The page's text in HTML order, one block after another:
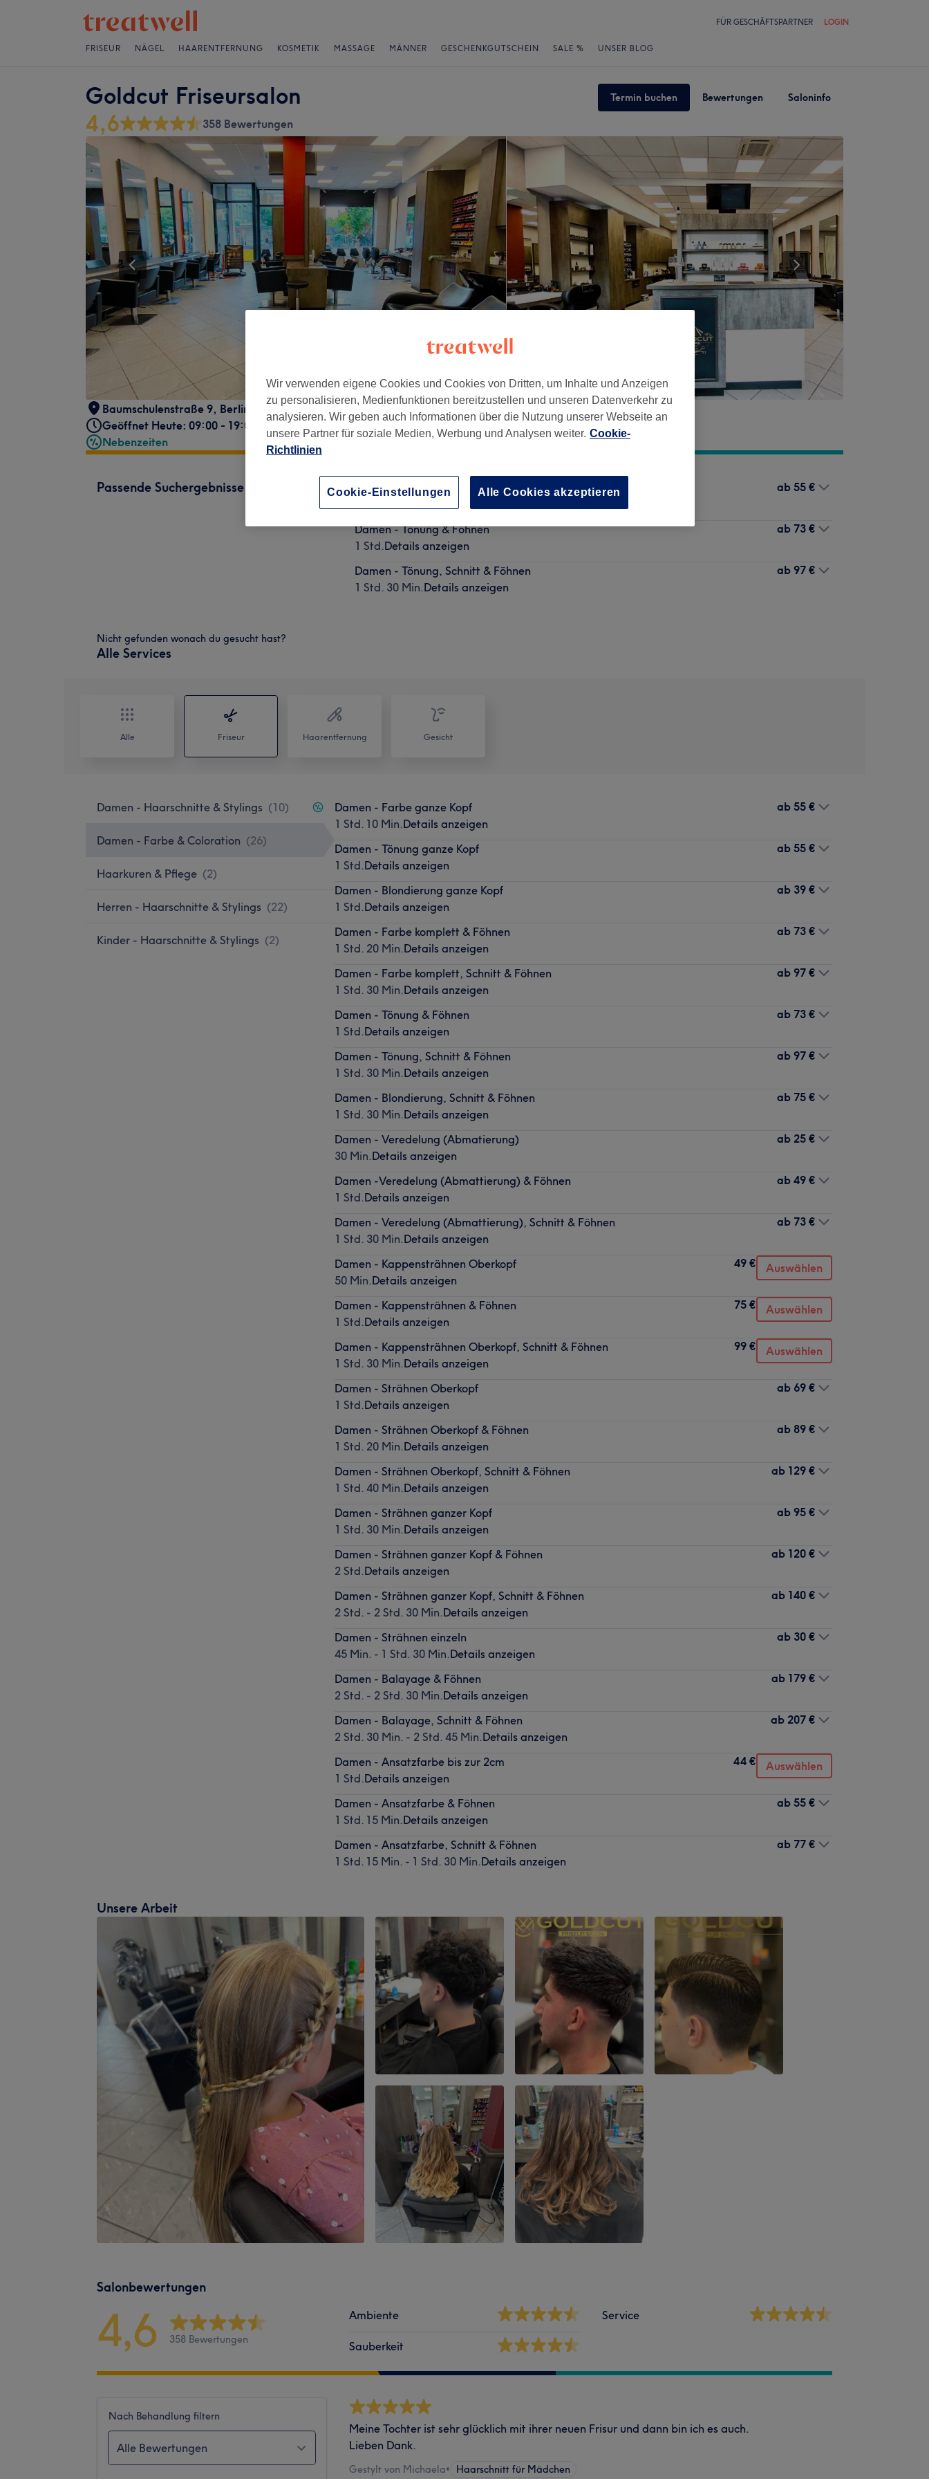
FÜR GESCHÄFTSPARTNER LOGIN
FRISEUR NÄGEL HAARENTFERNUNG KOSMETIK MASSAGE MÄNNER GESCHENKGUTSCHEIN SALE % UNSER BLOG
Goldcut Friseursalon Termin buchen Bewertungen Saloninfo
4,6 358 Bewertungen
Baumschulenstraße 9, Berlin
12437
Geöffnet Heute: 09:00 - 19:00
Nebenzeiten
Passende Suchergebnisse
Damen - Tönung ganze Kopf
ab 55 €
Damen - Tönung & Föhnen
1 Std.Details anzeigen
ab 73 €
Damen - Tönung, Schnitt & Föhnen
1 Std. 30 Min.Details anzeigen
ab 97 €
Nicht gefunden wonach du gesucht hast?
Alle Services
Alle Friseur Haarentfernung Gesicht
Damen - Haarschnitte & Stylings (10)
Damen - Farbe & Coloration (26)
Haarkuren & Pflege (2)
Herren - Haarschnitte & Stylings (22)
Kinder - Haarschnitte & Stylings (2)
Damen - Farbe ganze Kopf
1 Std. 10 Min.Details anzeigen
ab 55 €
Damen - Tönung ganze Kopf
1 Std.Details anzeigen
ab 55 €
Damen - Blondierung ganze Kopf
1 Std.Details anzeigen
ab 39 €
Damen - Farbe komplett & Föhnen
1 Std. 20 Min.Details anzeigen
ab 73 €
Damen - Farbe komplett, Schnitt & Föhnen
1 Std. 30 Min.Details anzeigen
ab 97 €
Damen - Tönung & Föhnen
1 Std.Details anzeigen
ab 73 €
Damen - Tönung, Schnitt & Föhnen
1 Std. 30 Min.Details anzeigen
ab 97 €
Damen - Blondierung, Schnitt & Föhnen
1 Std. 30 Min.Details anzeigen
ab 75 €
Damen - Veredelung (Abmatierung)
30 Min.Details anzeigen
ab 25 €
Damen -Veredelung (Abmattierung) & Föhnen
1 Std.Details anzeigen
ab 49 €
Damen - Veredelung (Abmattierung), Schnitt & Föhnen
1 Std. 30 Min.Details anzeigen
ab 73 €
Damen - Kappensträhnen Oberkopf
50 Min.Details anzeigen
49 € Auswählen
Damen - Kappensträhnen & Föhnen
1 Std.Details anzeigen
75 € Auswählen
Damen - Kappensträhnen Oberkopf, Schnitt & Föhnen
1 Std. 30 Min.Details anzeigen
99 € Auswählen
Damen - Strähnen Oberkopf
1 Std.Details anzeigen
ab 69 €
Damen - Strähnen Oberkopf & Föhnen
1 Std. 20 Min.Details anzeigen
ab 89 €
Damen - Strähnen Oberkopf, Schnitt & Föhnen
1 Std. 40 Min.Details anzeigen
ab 129 €
Damen - Strähnen ganzer Kopf
1 Std. 30 Min.Details anzeigen
ab 95 €
Damen - Strähnen ganzer Kopf & Föhnen
2 Std.Details anzeigen
ab 120 €
Damen - Strähnen ganzer Kopf, Schnitt & Föhnen
2 Std. - 2 Std. 30 Min.Details anzeigen
ab 140 €
Damen - Strähnen einzeln
45 Min. - 1 Std. 30 Min.Details anzeigen
ab 30 €
Damen - Balayage & Föhnen
2 Std. - 2 Std. 30 Min.Details anzeigen
ab 179 €
Damen - Balayage, Schnitt & Föhnen
2 Std. 30 Min. - 2 Std. 45 Min.Details anzeigen
ab 207 €
Damen - Ansatzfarbe bis zur 2cm
1 Std.Details anzeigen
44 € Auswählen
Damen - Ansatzfarbe & Föhnen
1 Std. 15 Min.Details anzeigen
ab 55 €
Damen - Ansatzfarbe, Schnitt & Föhnen
1 Std. 15 Min. - 1 Std. 30 Min.Details anzeigen
ab 77 €
Unsere Arbeit
Salonbewertungen
4,6 358 Bewertungen
Ambiente
Sauberkeit
Service
Nach Behandlung filtern
Alle Bewertungen
Meine Tochter ist sehr glücklich mit ihrer neuen Frisur und dann bin ich es auch.
Lieben Dank.
Gestylt von Michaela• Haarschnitt für Mädchen
Wir verwenden eigene Cookies und Cookies von Dritten, um Inhalte und Anzeigen
zu personalisieren, Medienfunktionen bereitzustellen und unseren Datenverkehr zu
analysieren. Wir geben auch Informationen über die Nutzung unserer Webseite an
unsere Partner für soziale Medien, Werbung und Analysen weiter. Cookie-
Richtlinien
Cookie-Einstellungen Alle Cookies akzeptieren